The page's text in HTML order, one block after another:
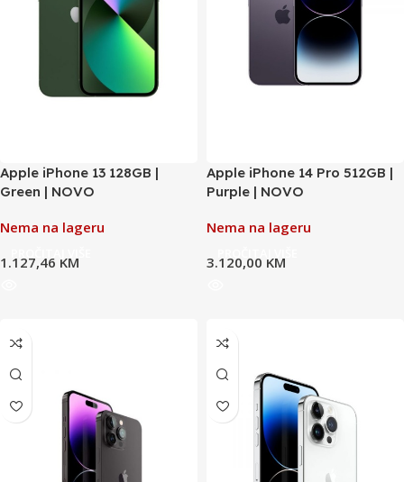
Apple iPhone 13 128GB |
Green | NOVO
Nema na lageru
1.127,46 KM
Apple iPhone 14 Pro 512GB |
Purple | NOVO
Nema na lageru
3.120,00 KM